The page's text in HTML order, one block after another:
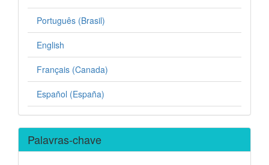
Português (Brasil)
English
Français (Canada)
Español (España)
Palavras-chave